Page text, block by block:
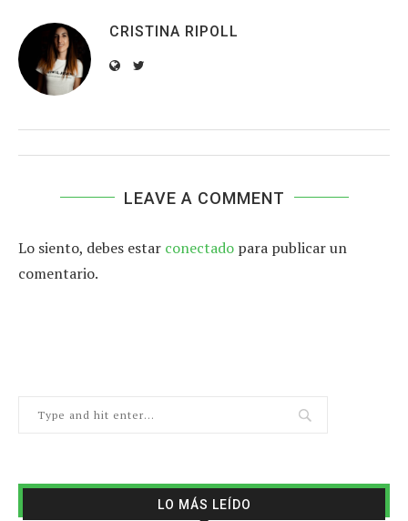
CRISTINA RIPOLL
LEAVE A COMMENT
Lo siento, debes estar conectado para publicar un
comentario.
LO MÁS LEÍDO